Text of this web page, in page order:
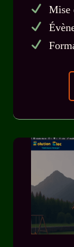
Mise